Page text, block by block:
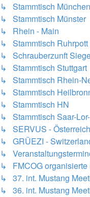
↳ Stammtisch München
↳ Stammtisch Münster
↳ Rhein - Main
↳ Stammtisch Ruhrpott
↳ Schrauberzunft
↳ Stammtisch Stuttgart
↳ Stammtisch Rhein-
↳ Stammtisch
↳ Stammtisch HN
↳ Stammtisch Saar-
↳ SERVUS -
↳ GRÜEZI -
↳
↳ FMCOG organisierte
↳ 37. int. Mustang
↳ 36. int. Mustang